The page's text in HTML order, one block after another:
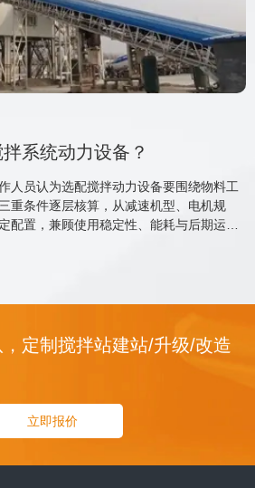
系统动力设备？
人员认为选配搅拌动力设备要围绕物料工
重条件逐层核算，从减速机型、电机规
配置，兼顾使用稳定性、能耗与后期运维
定制搅拌站建站/升级/改造
立即报价